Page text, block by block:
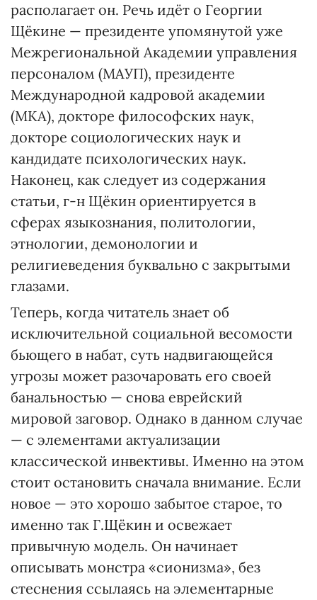
располагает он. Речь идёт о Георгии
Щёкине — президенте упомянутой уже
Межрегиональной Академии управления
персоналом (МАУП), президенте
Международной кадровой академии
(МКА), докторе философских наук,
докторе социологических наук и
кандидате психологических наук.
Наконец, как следует из содержания
статьи, г-н Щёкин ориентируется в
сферах языкознания, политологии,
этнологии, демонологии и
религиеведения буквально с закрытыми
глазами.
Теперь, когда читатель знает об
исключительной социальной весомости
бьющего в набат, суть надвигающейся
угрозы может разочаровать его своей
банальностью — снова еврейский
мировой заговор. Однако в данном случае
— с элементами актуализации
классической инвективы. Именно на этом
стоит остановить сначала внимание. Если
новое — это хорошо забытое старое, то
именно так Г.Щёкин и освежает
привычную модель. Он начинает
описывать монстра «сионизма», без
стеснения ссылаясь на элементарные